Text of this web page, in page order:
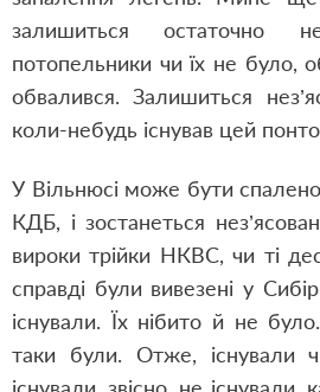
залишиться остаточно
потопельники чи їх не було,
обвалився. Залишиться
коли-небудь існував цей
У Вільнюсі може бути
КДБ, і зостанеться
вироки трійки НКВС, чи ті
справді були вивезені у
існували. Їх нібито й не
таки були. Отже, існували